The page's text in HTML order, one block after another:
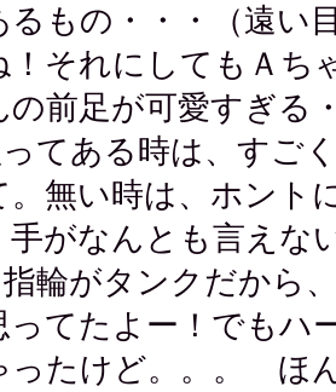
るもの・・・（遠い
！それにしてもＡち
の前足が可愛すぎる
てある時は、すご
。無い時は、ホント
手がなんとも言えな
輪がタンクだから
ってたよー！でもハ
ったけど。。。 ほ